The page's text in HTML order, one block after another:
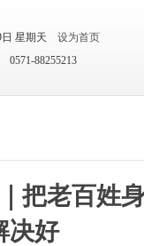
日 星期天
设为首页
0571-88255213
把老百姓
决好